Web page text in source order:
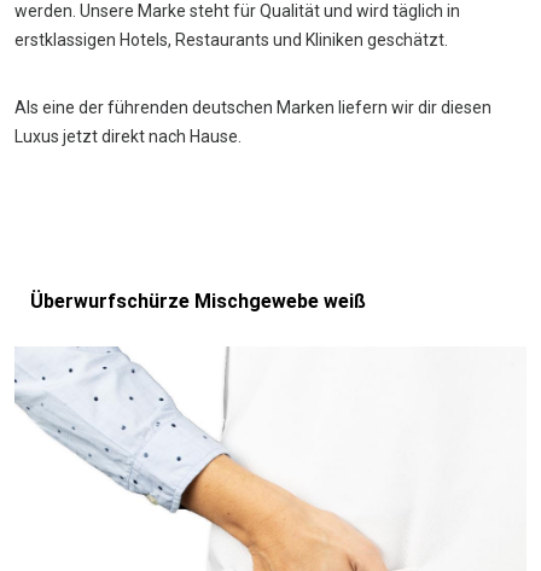
werden. Unsere Marke steht für Qualität und wird täglich in
erstklassigen Hotels, Restaurants und Kliniken geschätzt.
Als eine der führenden deutschen Marken liefern wir dir diesen
Luxus jetzt direkt nach Hause.
Überwurfschürze Mischgewebe weiß